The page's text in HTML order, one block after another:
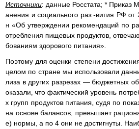
Источники: данные Росстата; * Приказ
анения и социального раз -вития РФ от
н «Об утверждении рекомендаций по
отребления пищевых продуктов,
бованиям здорового питания».
Поэтому для оценки степени
целом по стране мы использовали
лиза в других разрезах — бюджетных
оказали, что фактический уровень
х групп продуктов питания, судя по
на основе балансов, превышает
е) нормы, а по 4 они не достигнуты.